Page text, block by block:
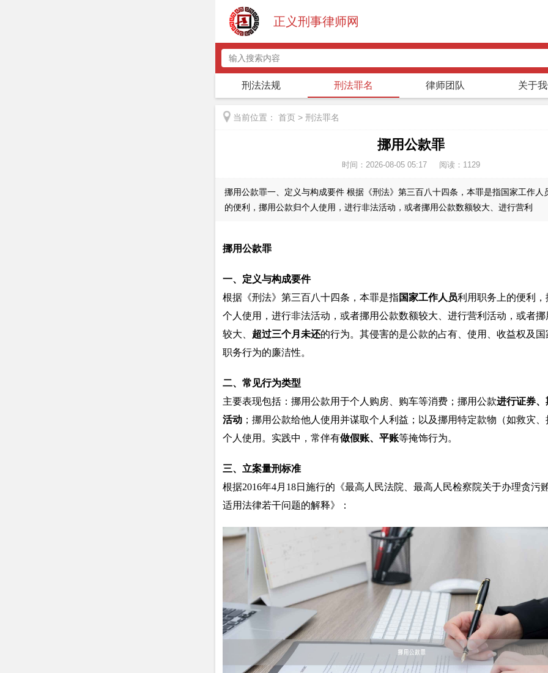
正义刑事律师网
刑法法规 刑法罪名 律师团队 关于
当前位置： 首页 > 刑法罪名
挪用公款罪
时间：2026-08-05 05:17 阅读： 1129
挪用公款罪一、定义与构成要件 根据《刑法》第三百八十四条，本罪是指国家工作人
的便利，挪用公款归个人使用，进行非法活动，或者挪用公款数额较大、进行营利
挪用公款罪
一、定义与构成要件
根据《刑法》第三百八十四条，本罪是指国家工作人员利用职务上的便利，
个人使用，进行非法活动，或者挪用公款数额较大、进行营利活动，或者
较大、 超过三个月未还的行为。其侵害的是公款的占有、使用、收益权及国
职务行为的廉洁性。
二、常见行为类型
主要表现包括：挪用公款用于个人购房、购车等消费；挪用公款进行证券、
活动 ；挪用公款给他人使用并谋取个人利益；以及挪用特定款物（如救灾、
个人使用。实践中，常伴有做假账、平账等掩饰行为。
三、立案量刑标准
根据2016年4月18日施行的《最高人民法院、最高人民检察院关于办理贪污
适用法律若干问题的解释》：